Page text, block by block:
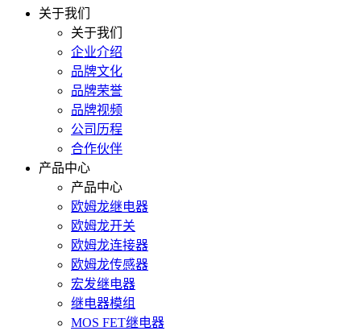
关于我们
关于我们
企业介绍
品牌文化
品牌荣誉
品牌视频
公司历程
合作伙伴
产品中心
产品中心
欧姆龙继电器
欧姆龙开关
欧姆龙连接器
欧姆龙传感器
宏发继电器
继电器模组
MOS FET继电器